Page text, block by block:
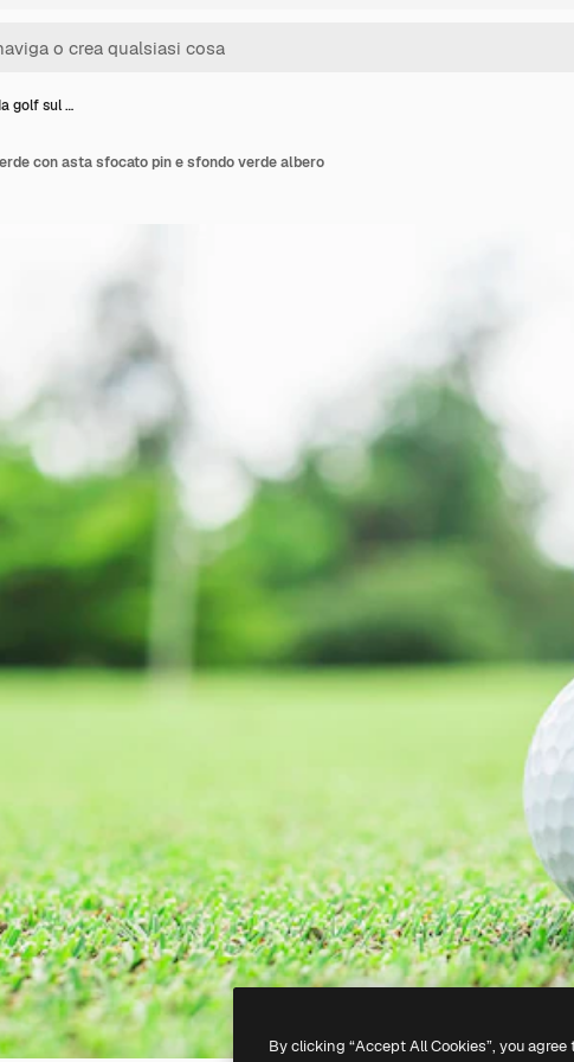
golf sul …
con asta sfocato pin e sfondo verde albero
By clicking “Accept All Cookies”, you